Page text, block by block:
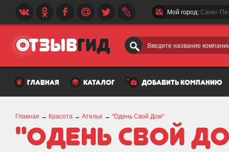
Введите название
Мой город: Санкт-
главная каталог добавить компанию
Главная → Красота → Ателье → "Одень Свой Дом"
"Одень Свой